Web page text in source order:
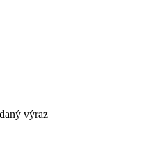
výraz